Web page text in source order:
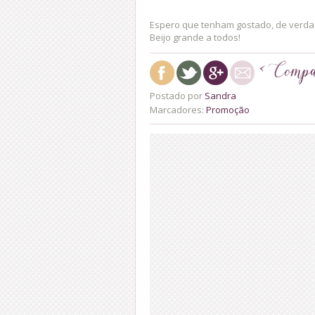
Espero que tenham gostado, de
Beijo grande a todos!
Postado por Sandra
Marcadores: Promoção